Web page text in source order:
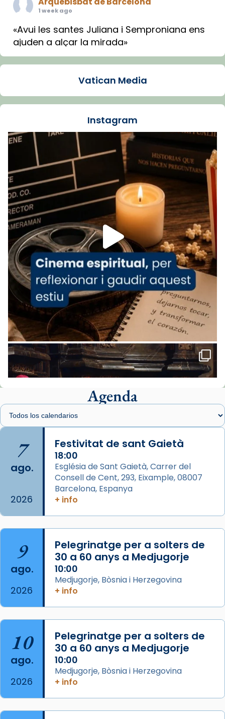
1 week ago
«Avui les santes Juliana i Semproniana ens
ajuden a alçar la mirada»
Mons. Sergi Gordo, bisbe de Tortosa, ha
Santes de Mataró.
🔗tinyurl.com/cvu5jmbk
Foto
View on Facebook Share
Arquebisbat de Barcelonais at Catedral
de Barcelona.
1 week ago
Aquest dilluns, 27 de juliol, ha tingut lloc la
missa d’acció de gràcies en agraïment al
comitè organitzador de la visita apostòlica
del Sant Pare Lleó XIV a Barcelona, i als
col·laboradors, a la Catedral de Barcelona.
L’arquebisbe de Barcelona, el cardenal Joan
Josep Omella, ha presidit la missa i l’ha
concelebrat el bisbe auxiliar de Barcelona,
Mons. David Abadías.
📸 Dr. G. Simón
Foto
View on Facebook Share
Arquebisbat de Barcelona
1 week ago
Memòria de les santes Juliana i
Semproniana, verges i màrtirs.
Acompanyant la història de sant Cugat, a
partir de l’Edat Mitjana sorgeix la tradició
que les santes Juliana (“relatiu a Júlia”) i
Semproniana (“relatiu a Semprònia =
eterna”) són deixebles seves. I l’any 1667, el
frare Joan Gaspar Roig, afirma en una obra
que les santes són filles de l’antiga Iluro.
Mataró en reivindicarà les relíq
...Ver más
Foto
View on Facebook
Jaume, fill de Zebedeu, és juntament amb el
seu germà Joan i Pere un dels que
acompanyava més de prop Jesús.
Segons el llibre dels Fets (12,2) fou el primer
apòstol màrtir, decapitat a Jerusalem per
Herodes Agripa (vers l'any 44).
Vatican Media
Instagram
Agenda
7
ago.
2026
Festivitat de sant Gaietà
18:00
Església de Sant Gaietà, Carrer del
Consell de Cent, 293, Eixample, 08007
Barcelona, Espanya
+ info
9
ago.
2026
Pelegrinatge per a solters de
30 a 60 anys a Medjugorje
10:00
Medjugorje, Bòsnia i Herzegovina
+ info
10
ago.
2026
Pelegrinatge per a solters de
30 a 60 anys a Medjugorje
10:00
Medjugorje, Bòsnia i Herzegovina
+ info